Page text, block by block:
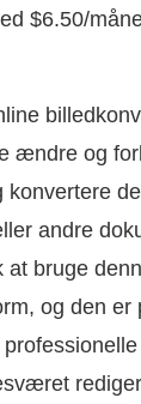
$6.50/
ændre og
konvertere
andre
at bruge
og den er